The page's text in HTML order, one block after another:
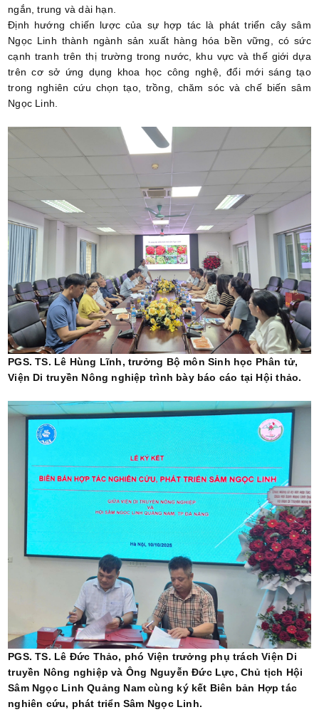
ngắn, trung và dài hạn.
Định hướng chiến lược của sự hợp tác là phát triển cây sâm
Ngọc Linh thành ngành sản xuất hàng hóa bền vững, có sức
cạnh tranh trên thị trường trong nước, khu vực và thế giới dựa
trên cơ sở ứng dụng khoa học công nghệ, đổi mới sáng tạo
trong nghiên cứu chọn tạo, trồng, chăm sóc và chế biến sâm
Ngọc Linh.
PGS. TS. Lê Hùng Lĩnh, trưởng Bộ môn Sinh học Phân tử,
Viện Di truyền Nông nghiệp trình bày báo cáo tại Hội thảo.
PGS. TS. Lê Đức Thảo, phó Viện trưởng phụ trách Viện Di
truyền Nông nghiệp và Ông Nguyễn Đức Lực, Chủ tịch Hội
Sâm Ngọc Linh Quảng Nam cùng ký kết Biên bản Hợp tác
nghiên cứu, phát triển Sâm Ngọc Linh.